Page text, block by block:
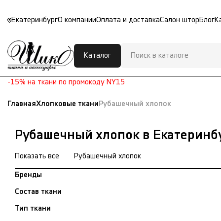
ЕкатеринбургО компанииОплата и доставкаСалон штор Блог
Каталог
-15% на ткани по промокоду NY15
ГлавнаяХлопковые ткани Рубашечный хлопок
Рубашечный хлопок в
Показать все Рубашечный хлопок
Бренды
Состав ткани
Тип ткани